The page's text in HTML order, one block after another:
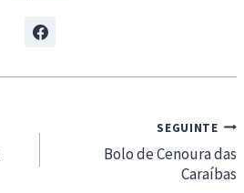
SEGUINTE
Bolo de Cenoura das
Caraíbas